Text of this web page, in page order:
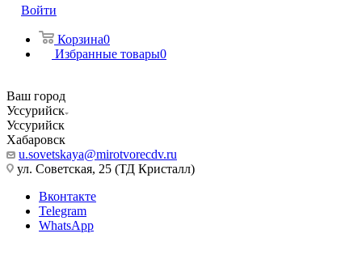
Войти
Корзина0
Избранные товары0
Ваш город
Уссурийск
Уссурийск
Хабаровск
u.sovetskaya@mirotvorecdv.ru
ул. Советская, 25 (ТД Кристалл)
Вконтакте
Telegram
WhatsApp